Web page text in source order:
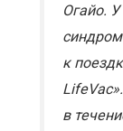
Огайо. У
к
в